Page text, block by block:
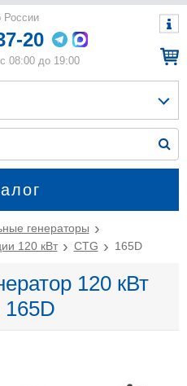
России
20
08:00 до 19:00
генераторы
120 кВт
CTG 165D
120 кВт